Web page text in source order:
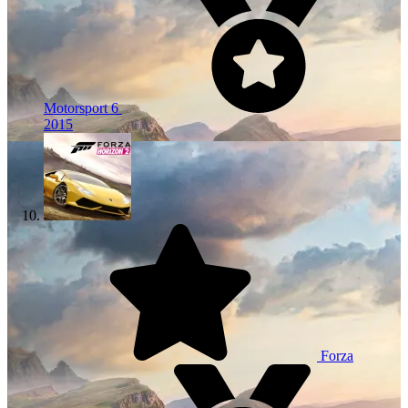
Motorsport 6
2015
Forza